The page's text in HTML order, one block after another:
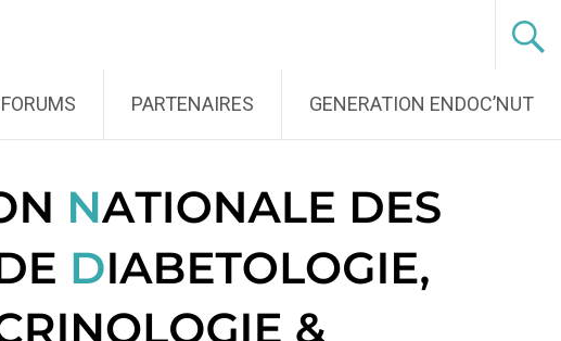
FORUMS PARTENAIRES GENERATION ENDOC’NUT